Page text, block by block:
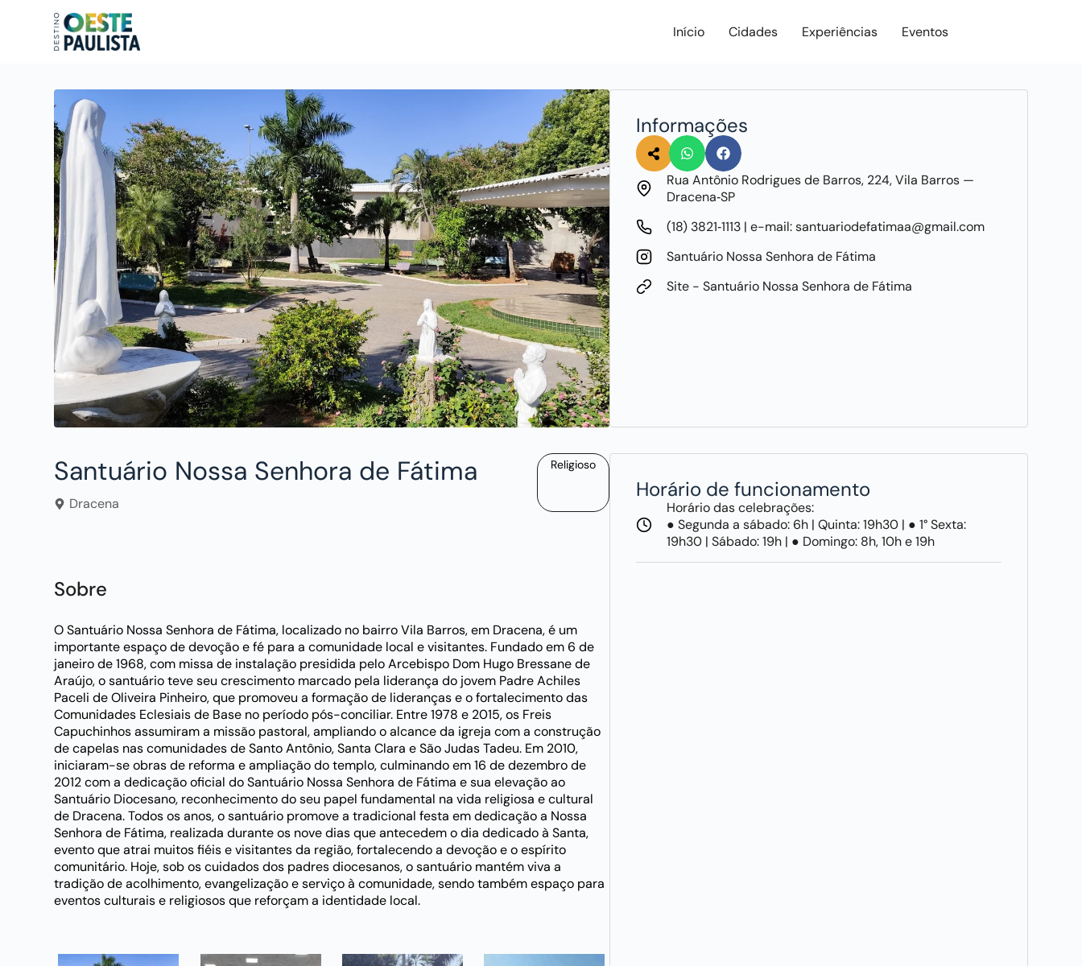
Início Cidades Experiências Eventos
Informações
Rua Antônio Rodrigues de Barros, 224, Vila Barros —
Dracena‐SP
(18) 3821‐1113 | e-mail: santuariodefatimaa@gmail.com
Santuário Nossa Senhora de Fátima
Site - Santuário Nossa Senhora de Fátima
Santuário Nossa Senhora de Fátima
Dracena
Religioso
Sobre
O Santuário Nossa Senhora de Fátima, localizado no bairro Vila Barros, em Dracena, é um
importante espaço de devoção e fé para a comunidade local e visitantes. Fundado em 6 de
janeiro de 1968, com missa de instalação presidida pelo Arcebispo Dom Hugo Bressane de
Araújo, o santuário teve seu crescimento marcado pela liderança do jovem Padre Achiles
Paceli de Oliveira Pinheiro, que promoveu a formação de lideranças e o fortalecimento das
Comunidades Eclesiais de Base no período pós-conciliar. Entre 1978 e 2015, os Freis
Capuchinhos assumiram a missão pastoral, ampliando o alcance da igreja com a construção
de capelas nas comunidades de Santo Antônio, Santa Clara e São Judas Tadeu. Em 2010,
iniciaram-se obras de reforma e ampliação do templo, culminando em 16 de dezembro de
2012 com a dedicação oficial do Santuário Nossa Senhora de Fátima e sua elevação ao
Santuário Diocesano, reconhecimento do seu papel fundamental na vida religiosa e cultural
de Dracena. Todos os anos, o santuário promove a tradicional festa em dedicação a Nossa
Senhora de Fátima, realizada durante os nove dias que antecedem o dia dedicado à Santa,
evento que atrai muitos fiéis e visitantes da região, fortalecendo a devoção e o espírito
comunitário. Hoje, sob os cuidados dos padres diocesanos, o santuário mantém viva a
tradição de acolhimento, evangelização e serviço à comunidade, sendo também espaço para
eventos culturais e religiosos que reforçam a identidade local.
Horário de funcionamento
Horário das celebrações:
● Segunda a sábado: 6h | Quinta: 19h30 | ● 1° Sexta:
19h30 | Sábado: 19h | ● Domingo: 8h, 10h e 19h